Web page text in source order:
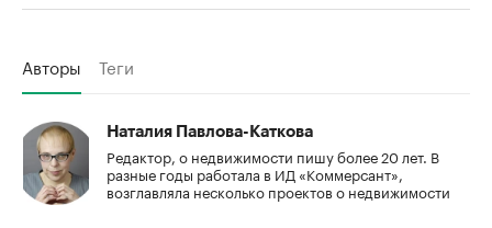
Авторы Теги
Наталия Павлова-Каткова
Редактор, о недвижимости пишу более 20 лет. В
разные годы работала в ИД «Коммерсант»,
возглавляла несколько проектов о недвижимости